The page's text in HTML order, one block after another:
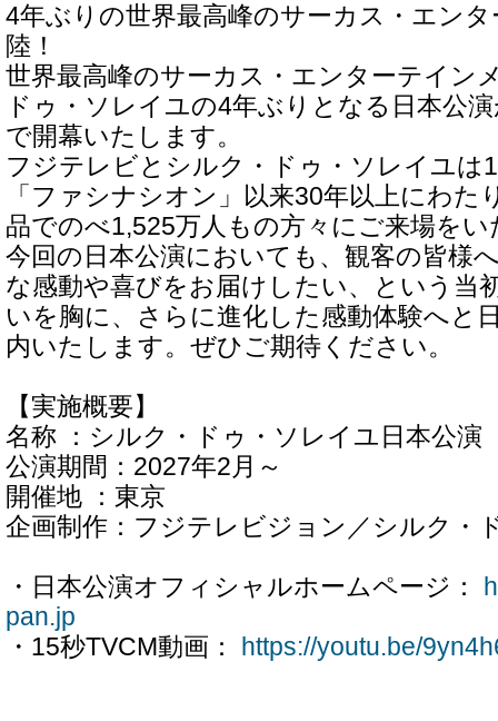
4年ぶりの世界最高峰のサーカス・エン
陸！
世界最高峰のサーカス・エンターテイン
ドゥ・ソレイユの4年ぶりとなる日本公
で開幕いたします。
フジテレビとシルク・ドゥ・ソレイユは
「ファシナシオン」以来30年以上にわた
品でのべ1,525万人もの方々にご来場を
今回の日本公演においても、観客の皆様
な感動や喜びをお届けしたい、という当
いを胸に、さらに進化した感動体験へと
内いたします。ぜひご期待ください。
【実施概要】
名称 ：シルク・ドゥ・ソレイユ日本公演
公演期間：2027年2月～
開催地 ：東京
企画制作：フジテレビジョン／シルク・
・日本公演オフィシャルホームページ：
pan.jp
・15秒TVCM動画：
https://youtu.be/